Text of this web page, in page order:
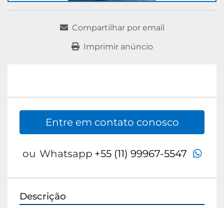
Compartilhar por email
Imprimir anúncio
Entre em contato conosco
ou Whatsapp +55 (11) 99967-5547
Descrição